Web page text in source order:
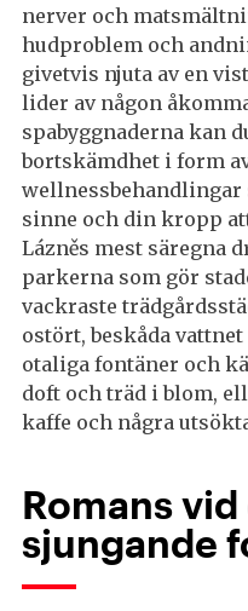
nerver och
hudproblem och
givetvis njuta av en
lider av någon
spabyggnaderna kan
bortskämdhet i form
wellnessbehandlingar
sinne och din kropp
Lázněs mest säregna
parkerna som gör
vackraste
ostört, beskåda
otaliga fontäner och
doft och träd i blom,
kaffe och några
Romans vid
sjungande